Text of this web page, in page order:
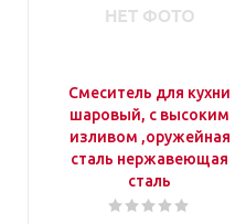
Смеситель для кухни
шаровый, с высоким
изливом ,оружейная
сталь нержавеющая
сталь